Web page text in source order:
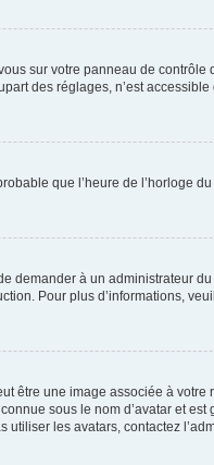
sur votre panneau de
des réglages, n’est accessible
que l’heure de l’horloge
à un administrateur
Pour plus d’informations,
être une image associée à
sous le nom d’avatar et
les avatars, contactez